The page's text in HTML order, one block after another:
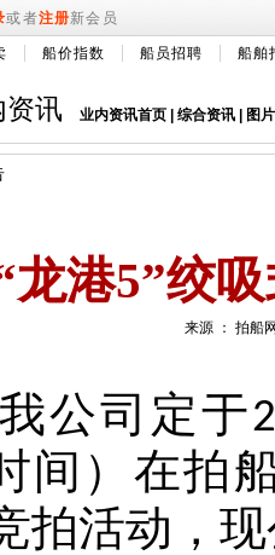
或者注册新会员
船价指数 船员招聘 船舶
资讯 业内资讯首页 综合资讯 图
龙港5”绞
来源 ： 拍船
公司定于
间）在拍
拍活动，